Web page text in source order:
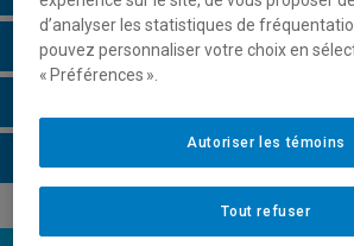
Horaire - Été 2026
d’analyser les statistiques de
pouvez personnaliser votre choix en
« Préférences ».
Tout refuser
Autoriser les témoins